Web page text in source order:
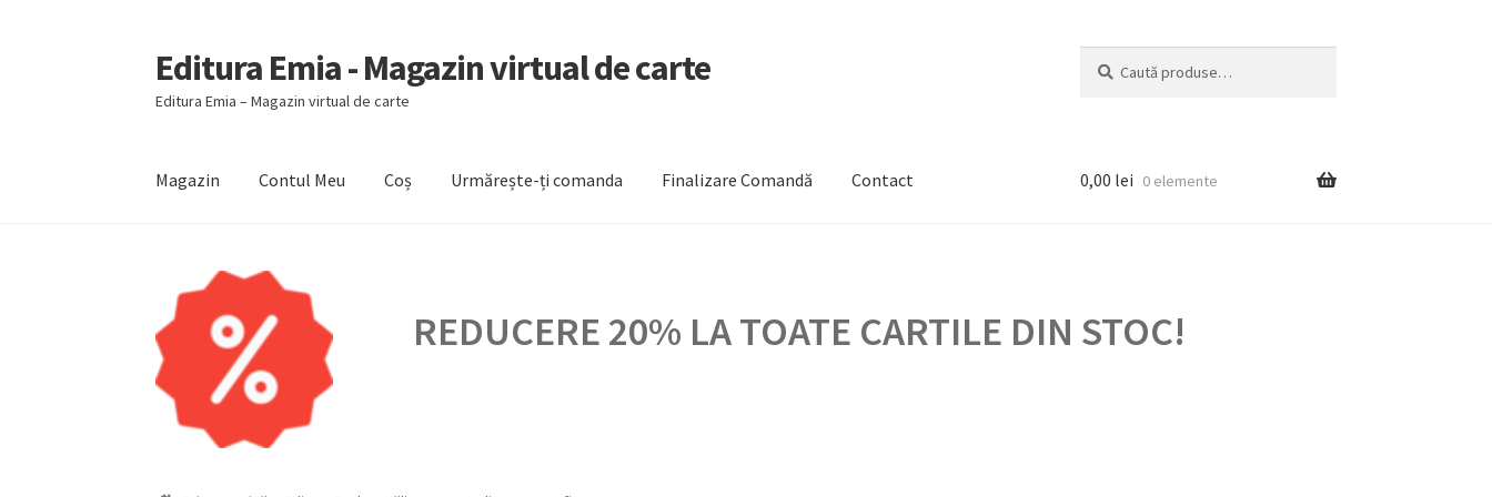
Sari
la
navigare
Sari
la
conținut
Editura Emia - Magazin virtual de carte
Editura Emia – Magazin virtual de carte
după:
Magazin Contul Meu Coș Urmărește-ți comanda Finalizare Comandă Contact 0,00 lei 0 elemente
REDUCERE 20% LA TOATE CARTILE DIN STOC!